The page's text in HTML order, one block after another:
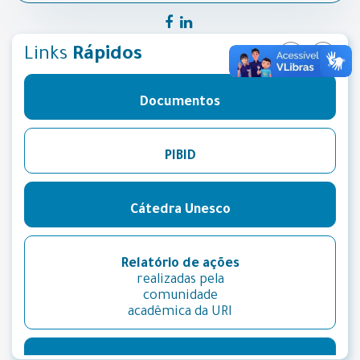
Links Rápidos
Documentos
PIBID
Cátedra Unesco
Relatório de ações
realizadas pela
comunidade
acadêmica da URI